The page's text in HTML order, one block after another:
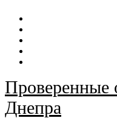
Перейти
контенту
Проверенные
Днепра